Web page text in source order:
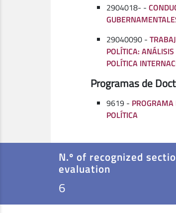
2904018- -
29040090 -
POLÍTICA:
POLÍTICA
Programas de
9619 - PROGRAMA
POLÍTICA
N.º of recognized
evaluation
6